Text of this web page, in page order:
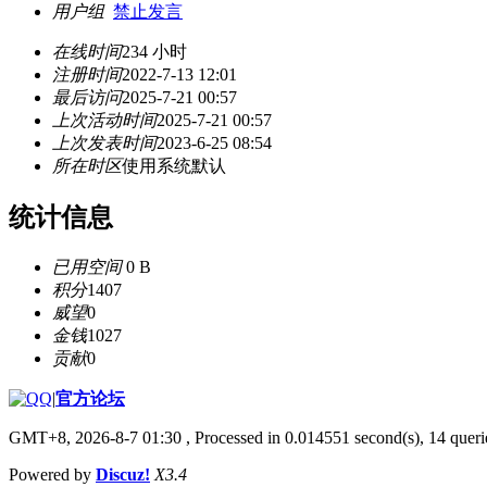
用户组 禁止发言
在线时间234 小时
注册时间2022-7-13 12:01
最后访问2025-7-21 00:57
上次活动时间2025-7-21 00:57
上次发表时间2023-6-25 08:54
所在时区使用系统默认
统计信息
已用空间0 B
积分1407
威望0
金钱1027
贡献0
|官方论坛
GMT+8, 2026-8-7 01:30 , Processed in 0.014551 second(s), 14
Powered by Discuz! X3.4